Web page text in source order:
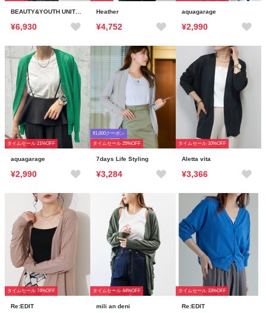
¥6,930
Heather
¥4,752
aquagarage
¥2,990
タイムセール 21%OFF
aquagarage
¥2,990
¥1,000クーポン
タイムセール 25%OFF
7days Life Styling
¥3,284
タイムセール 10%OFF
Aletta vita
¥3,366
タイムセール 74%OFF
Re:EDIT
タイムセール 44%OFF
mili an deni
タイムセール 33%OFF
Re:EDIT